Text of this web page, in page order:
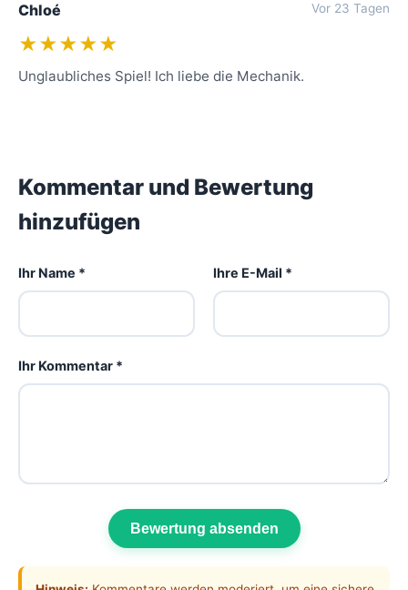
Chloé Vor 23 Tagen
★★★★★
Unglaubliches Spiel! Ich liebe die Mechanik.
Kommentar und Bewertung
hinzufügen
Ihr Name * Ihre E-Mail *
Ihr Kommentar *
Bewertung absenden